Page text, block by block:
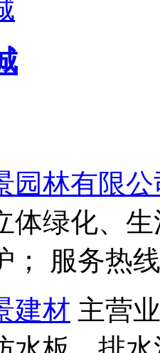
园林有限公
体绿化、
； 服务热
建材 主营